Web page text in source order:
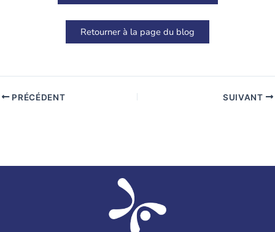
Retourner à la page du blog
PRÉCÉDENT SUIVANT